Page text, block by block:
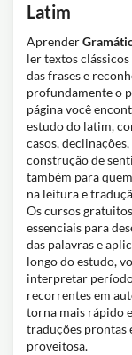
Latim
Aprender
ler textos
das frases e
profundamente o
página você
estudo do latim,
casos,
construção de
também para
na leitura e
Os cursos
essenciais para
das palavras e
longo do estudo,
interpretar
recorrentes em
torna mais rápido
traduções prontas
proveitosa.